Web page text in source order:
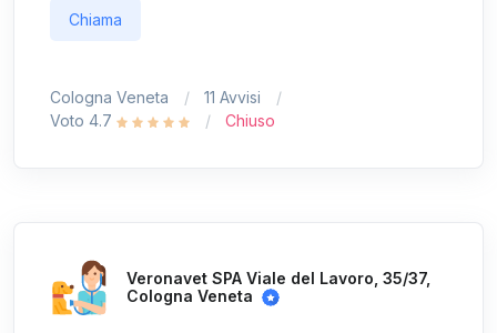
Chiama
Cologna Veneta
11 Avvisi
Voto 4.7
Chiuso
Veronavet SPA Viale del Lavoro, 35/37,
Cologna Veneta